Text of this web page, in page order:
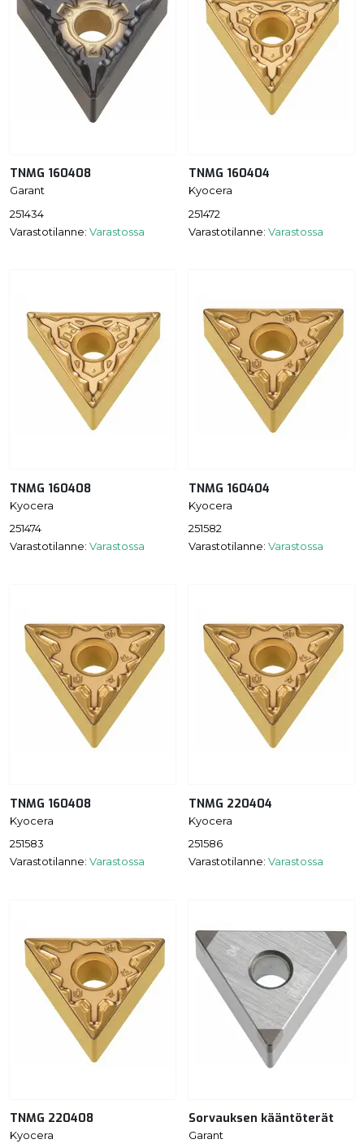
TNMG 160408
Garant
251434
Varastotilanne: Varastossa
TNMG 160404
Kyocera
251472
Varastotilanne: Varastossa
TNMG 160408
Kyocera
251474
Varastotilanne: Varastossa
TNMG 160404
Kyocera
251582
Varastotilanne: Varastossa
TNMG 160408
Kyocera
251583
Varastotilanne: Varastossa
TNMG 220404
Kyocera
251586
Varastotilanne: Varastossa
TNMG 220408
Kyocera
Sorvauksen kääntöterät
Garant